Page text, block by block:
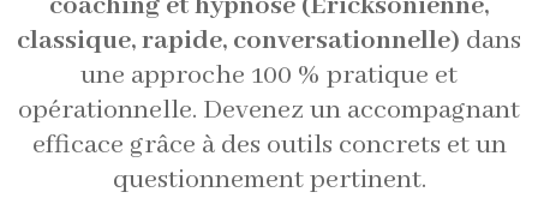
classique, rapide, conversationnelle) dans
une approche 100 % pratique et
opérationnelle. Devenez un accompagnant
efficace grâce à des outils concrets et un
questionnement pertinent.